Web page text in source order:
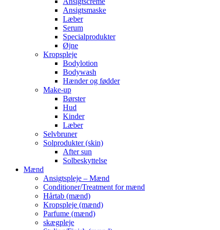
Ansigtsmaske
Læber
Serum
Specialprodukter
Øjne
Kropspleje
Bodylotion
Bodywash
Hænder og fødder
Make-up
Børster
Hud
Kinder
Læber
Selvbruner
Solprodukter (skin)
After sun
Solbeskyttelse
Mænd
Ansigtspleje – Mænd
Conditioner/Treatment for mænd
Hårtab (mænd)
Kropspleje (mænd)
Parfume (mænd)
skægpleje